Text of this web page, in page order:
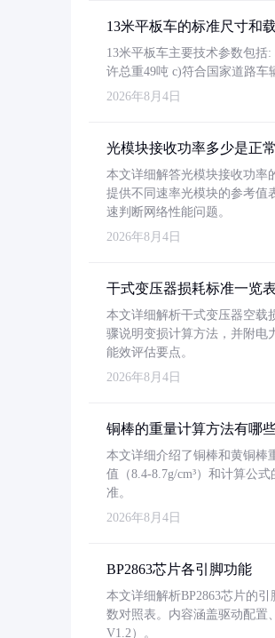
13米平板车的标准尺寸和
13米平板车主要技术参数包括
许总重49吨 c)符合国家道路
2026年8月4日
光模块接收功率多少是正常
本文详细解答光模块接收功率
提供不同速率光模块的参考值
速判断网络性能问题。
2026年8月4日
干式变压器损耗标准一览
本文详细解析干式变压器空载
骤说明变损计算方法，并附电
能效评估要点。
2026年8月4日
铜棒的重量计算方法有哪
本文详细介绍了铜棒和黄铜棒
值（8.4-8.7g/cm³）和计算公
准。
2026年8月4日
BP2863芯片各引脚功能
本文详细解析BP2863芯片的
数对照表。内容涵盖驱动配置
V1.2）。